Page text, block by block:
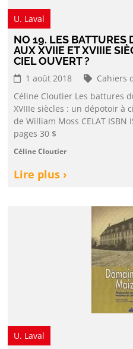
U. Laval
NO 19. LES
AUX XVIIE ET XVIIIE
CIEL OUVERT ?
1 août 2018
Cahiers
Céline Cloutier Les battures
XVIIIe siècles : un dépotoir à
de William Moss CELAT ISBN
pages 30 $
Céline Cloutier
Lire plus ›
U. Laval